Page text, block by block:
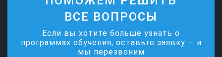
ВСЕ ВОПРОСЫ
Если вы хотите больше узнать о
программах обучения, оставьте заявку — и
мы перезвоним